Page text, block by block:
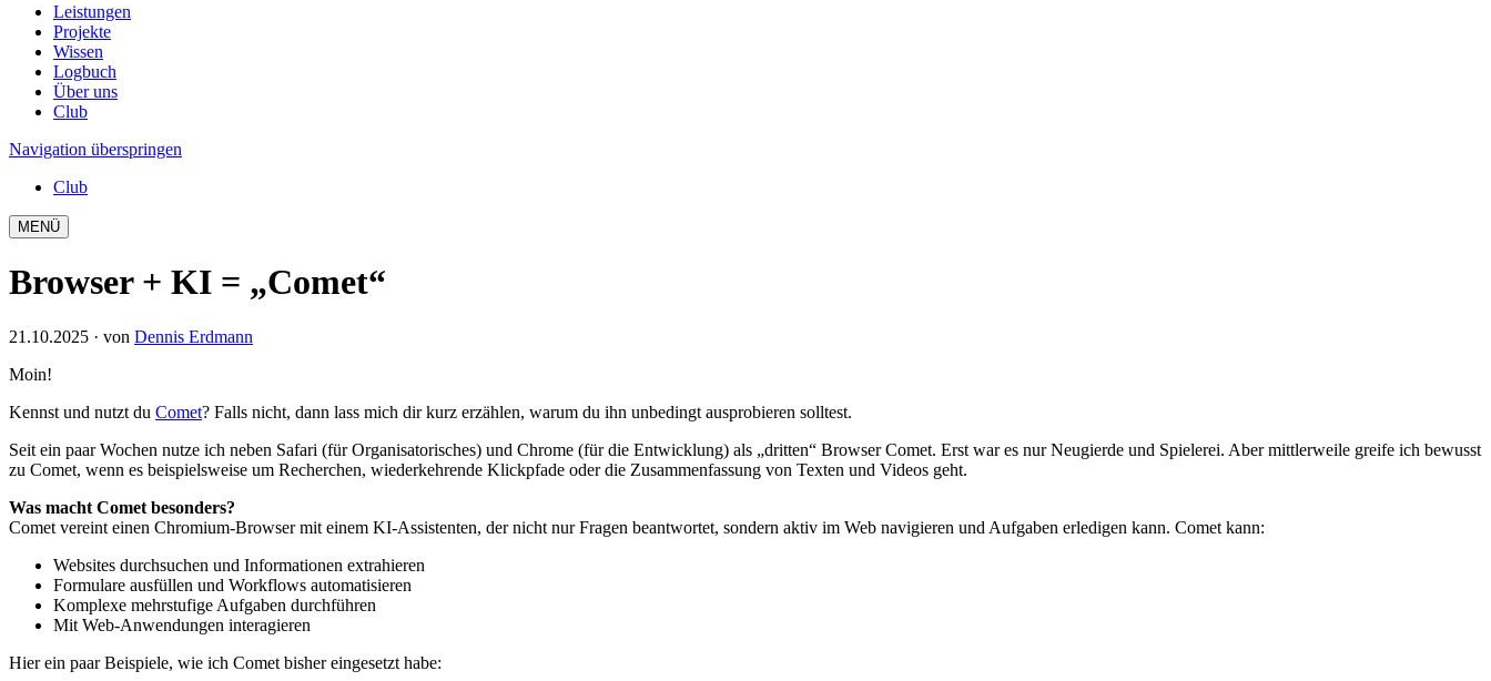
Leistungen
Projekte
Wissen
Logbuch
Über uns
Club
Navigation überspringen
Club
MENÜ
Browser + KI = „Comet“
21.10.2025 · von Dennis Erdmann
Moin!
Kennst und nutzt du Comet? Falls nicht, dann lass mich dir kurz erzählen, warum du ihn unbedingt ausprobieren solltest.
Seit ein paar Wochen nutze ich neben Safari (für Organisatorisches) und Chrome (für die Entwicklung) als „dritten“ Browser Comet. Erst war es nur Neugierde und Spielerei. Aber mittlerweile greife ich bewusst
zu Comet, wenn es beispielsweise um Recherchen, wiederkehrende Klickpfade oder die Zusammenfassung von Texten und Videos geht.
Was macht Comet besonders?
Comet vereint einen Chromium-Browser mit einem KI-Assistenten, der nicht nur Fragen beantwortet, sondern aktiv im Web navigieren und Aufgaben erledigen kann. Comet kann:
Websites durchsuchen und Informationen extrahieren
Formulare ausfüllen und Workflows automatisieren
Komplexe mehrstufige Aufgaben durchführen
Mit Web-Anwendungen interagieren
Hier ein paar Beispiele, wie ich Comet bisher eingesetzt habe: